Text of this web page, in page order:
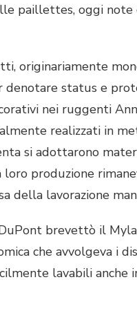
paillettes, oggi note
originariamente
denotare status e
nei ruggenti
realizzati in
si adottarono
loro produzione
della lavorazione
brevettò il
che avvolgeva i
lavabili anche